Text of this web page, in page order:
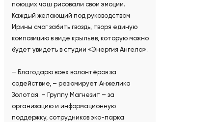
поющих чаш рисовали свои эмоции.
Каждый желающий под руководством
Ирины смог забить гвоздь, творя единую
композицию в виде крыльев, которую можно
будет увидеть в студии «Энергия Ангела».
– Благодарю всех волонтёров за
содействие, – резюмирует Анжелика
Золотая. – Группу Магнезит – за
организацию и информационную
поддержку, сотрудников эко-парка